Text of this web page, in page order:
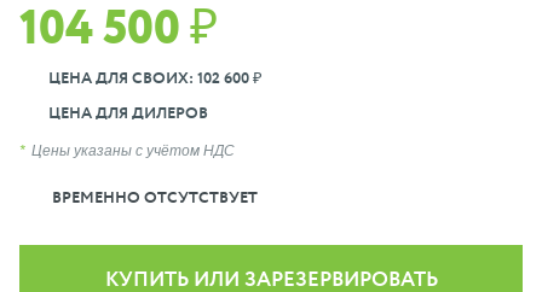
104 500 ₽
ЦЕНА ДЛЯ СВОИХ: 102 600 ₽
ЦЕНА ДЛЯ ДИЛЕРОВ
Цены указаны с учётом НДС
ВРЕМЕННО ОТСУТСТВУЕТ
КУПИТЬ ИЛИ ЗАРЕЗЕРВИРОВАТЬ